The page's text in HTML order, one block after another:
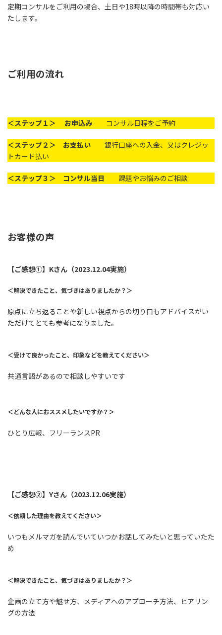
定期コンサルをご利用の場合、土日や18時以降の時間帯も対応い
たします。
ご利用の流れ
＜ステップ１＞ お申込み コンサル日程をご予約
＜ステップ２＞ お支払い 銀行口座への入金、又はクレジッ
トカード払い
＜ステップ３＞ コンサル当日 課題やお悩みのご相談
お客様の声
【ご感想➀】Kさん（2023.12.04実施）
＜解決できたこと、気づきはありましたか？＞
原点に立ち返ることや新しい視点からの切り口もアドバイスがい
ただけてとても参考になりました。
＜受けて良かったこと、印象などを教えてください＞
共通言語があるので相談しやすいです
＜どんな人におススメしたいですか？＞
ひとり広報、フリーランスPR
【ご感想➁】Yさん（2023.12.06実施）
＜依頼した理由を教えてください＞
いつもメルマガを読んでいていつかお話してみたいと思っていたた
め
＜解決できたこと、気づきはありましたか？＞
企画の立て方や魅せ方、メディアへのアプローチ方法、ヒアリン
グの方法